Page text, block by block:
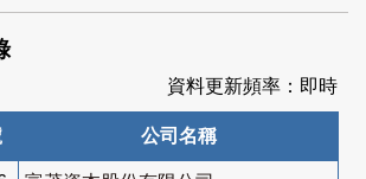
資料更新頻率：即時
公司名稱